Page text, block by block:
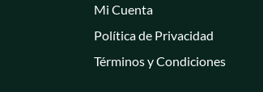
Mi Cuenta
Política de Privacidad
Términos y Condiciones